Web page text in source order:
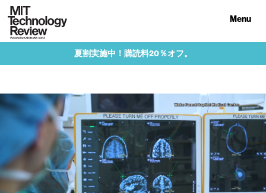
Menu
夏割実施中！購読料20％オフ。